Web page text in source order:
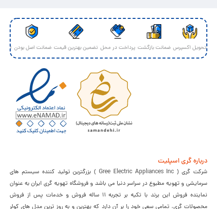
کولر گازی گری 12000 اینورتر مدل
کولر گازی گری 18000 اینورتر مدل
143,100,000
ویژه
کولر گازی گری 36000 اینورتر مدل
GWH36QFXH-K3DTB4A
ویژه
کولر گازی گری 12000 بدون اینورتر مدل
GWH12AGCXB-K3NTA2A